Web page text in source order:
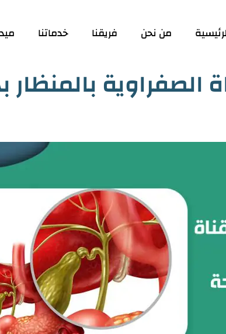
من نحن فريقنا خدماتنا
الصفراوية بالمنظار